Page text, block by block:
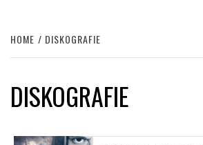
HOME DISKOGRAFIE
DISKOGRAFIE